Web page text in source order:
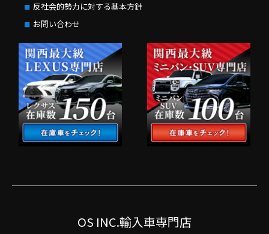
反社会的勢力に対する基本方針
お問い合わせ
OS INC.輸入車専門店